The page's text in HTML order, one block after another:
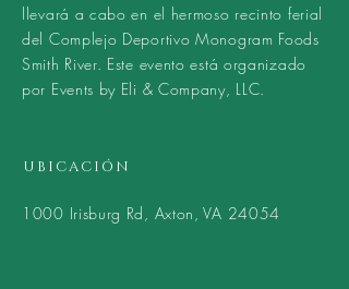
llevará a cabo en el hermoso recinto ferial
del Complejo Deportivo Monogram Foods
Smith River. Este evento está organizado
por Events by Eli & Company, LLC.
UBICACIÓN
1000 Irisburg Rd, Axton, VA 24054